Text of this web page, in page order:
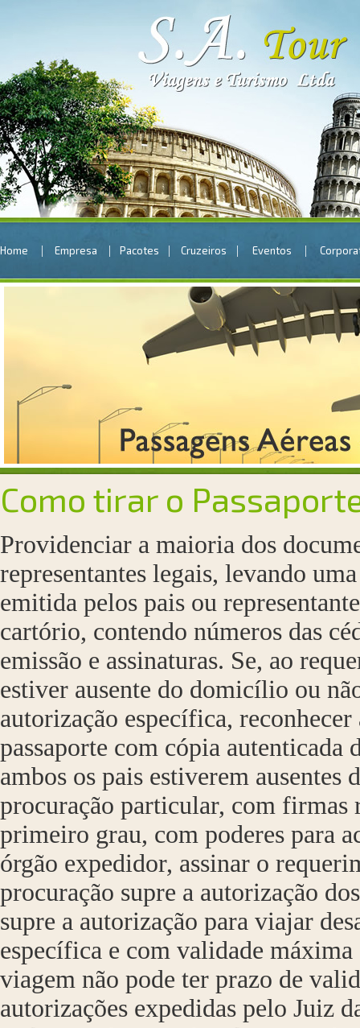
Home | Empresa | Pacotes | Cruzeiros | Eventos |
Como tirar o
Providenciar a maioria dos
representantes legais, levando
emitida pelos pais ou
cartório, contendo números das
emissão e assinaturas. Se, ao
estiver ausente do domicílio ou
autorização específica,
passaporte com cópia autenticada
ambos os pais estiverem
procuração particular, com firmas
primeiro grau, com poderes para
órgão expedidor, assinar o
procuração supre a autorização
supre a autorização para viajar
específica e com validade máxima
viagem não pode ter prazo de
autorizações expedidas pelo Juiz